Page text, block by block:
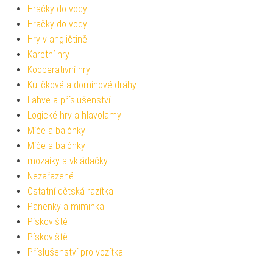
Hračky do vody
Hračky do vody
Hry v angličtině
Karetní hry
Kooperativní hry
Kuličkové a dominové dráhy
Lahve a příslušenství
Logické hry a hlavolamy
Míče a balónky
Míče a balónky
mozaiky a vkládačky
Nezařazené
Ostatní dětská razítka
Panenky a miminka
Pískoviště
Pískoviště
Příslušenství pro vozítka